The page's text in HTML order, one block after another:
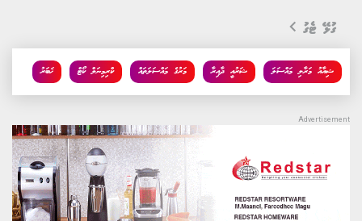
ގުޅޭ ޓެގު
ޚަބަރު ކްރިމިނަލް ކޯޓް މަރުގެ މައްސަލަތައް ޝަރުއީ ދާއިރާ ޝިއާއު މަރާލި މައްސަލަ